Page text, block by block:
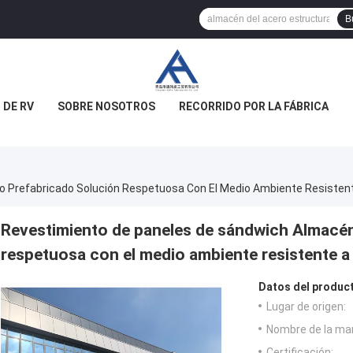
RV SOBRE NOSOTROS RECORRIDO POR LA FÁBRICA
Prefabricado Solución Respetuosa Con El Medio Ambiente
Revestimiento de paneles de sándwich
respetuosa con el medio ambiente resistente
Datos del
Lugar de origen:
Nombre de la